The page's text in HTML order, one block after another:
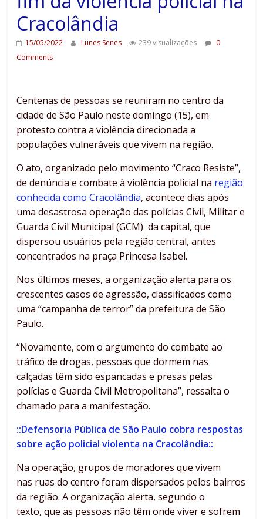
Cracolândia
15/05/2022 Lunes Senes 239 visualizações
0
Comments
Centenas de pessoas se reuniram no centro da
cidade de São Paulo neste domingo (15), em
protesto contra a violência direcionada a
populações vulneráveis que vivem na região.
O ato, organizado pelo movimento “Craco Resiste”,
de denúncia e combate à violência policial na região
conhecida como Cracolândia, acontece dias após
uma desastrosa operação das polícias Civil, Militar e
Guarda Civil Municipal (GCM) da capital, que
dispersou usuários pela região central, antes
concentrados na praça Princesa Isabel.
Nos últimos meses, a organização alerta para os
crescentes casos de agressão, classificados como
uma “campanha de terror” da prefeitura de São
Paulo.
“Novamente, com o argumento do combate ao
tráfico de drogas, pessoas que dormem nas
calçadas têm sido espancadas e presas pelas
polícias e Guarda Civil Metropolitana”, ressalta o
chamado para a manifestação.
::Defensoria Pública de São Paulo cobra respostas
sobre ação policial violenta na Cracolândia::
Na operação, grupos de moradores que vivem
nas ruas do centro foram dispersados pelos bairros
da região. A organização alerta, segundo o
texto, que as pessoas não têm onde viver e sofrem